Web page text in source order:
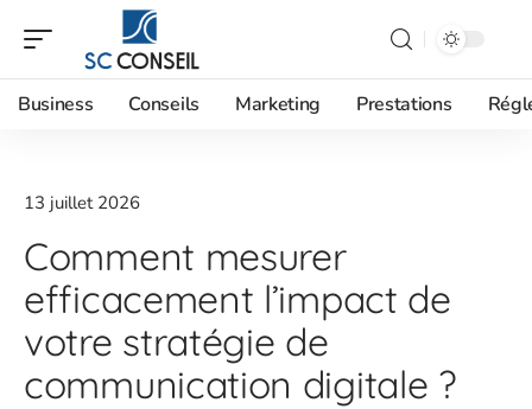
Business Conseils Marketing Prestations
13 juillet 2026
Comment mesurer
efficacement l’impact de
votre stratégie de
communication digitale ?